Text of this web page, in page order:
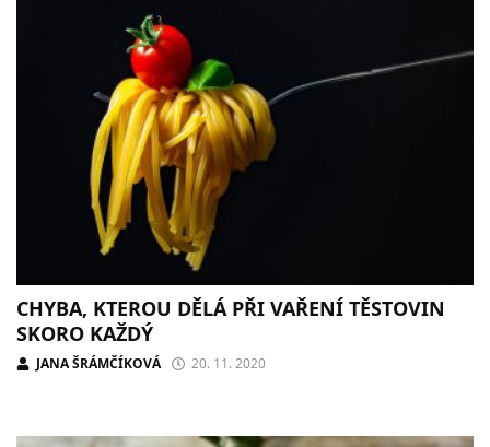
CHYBA, KTEROU DĚLÁ PŘI VAŘENÍ TĚSTOVIN
SKORO KAŽDÝ
JANA ŠRÁMČÍKOVÁ 20. 11. 2020